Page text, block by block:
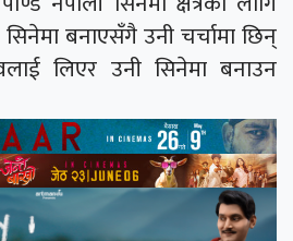
बनाएसँगै उनी चर्चामा छिन्
लिएर उनी सिनेमा बनाउन